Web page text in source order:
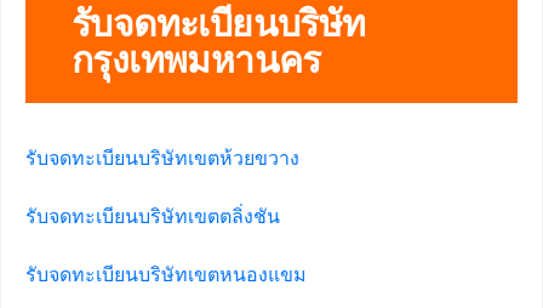
รับจดทะเบียนบริษัท
กรุงเทพมหานคร
รับจดทะเบียนบริษัทเขตห้วยขวาง
รับจดทะเบียนบริษัทเขตตลิ่งชัน
รับจดทะเบียนบริษัทเขตหนองแขม